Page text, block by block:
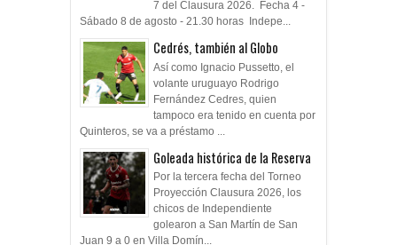
7 del Clausura 2026. Fecha 4 -
Sábado 8 de agosto - 21.30 horas Indepe...
Cedrés, también al Globo
Así como Ignacio Pussetto, el
volante uruguayo Rodrigo
Fernández Cedres, quien
tampoco era tenido en cuenta por
Quinteros, se va a préstamo ...
Goleada histórica de la Reserva
Por la tercera fecha del Torneo
Proyección Clausura 2026, los
chicos de Independiente
golearon a San Martín de San
Juan 9 a 0 en Villa Domín...